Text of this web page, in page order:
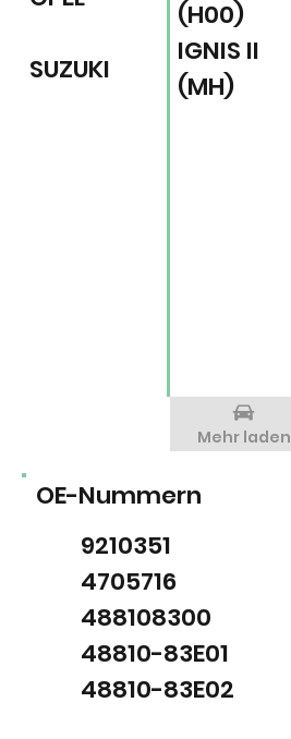
OE-Nummern
9210351
4705716
488108300
48810-83E01
48810-83E02
(H00)
SUZUKI
IGNIS II
(MH)
Mehr laden